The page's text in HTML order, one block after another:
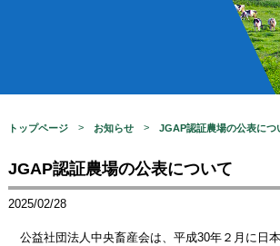
トップページ お知らせ JGAP認証農場の公表につ
JGAP認証農場の公表について
2025/02/28
公益社団法人中央畜産会は、平成30年２月に日